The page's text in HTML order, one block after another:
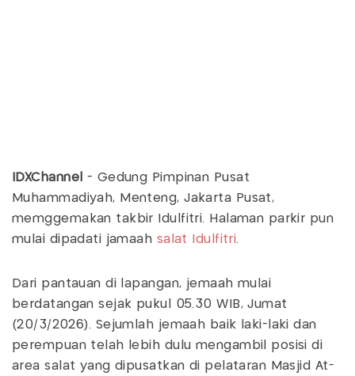
IDXChannel
- Gedung Pimpinan Pusat
Muhammadiyah, Menteng, Jakarta Pusat,
memggemakan takbir Idulfitri. Halaman parkir pun
mulai dipadati jamaah salat Idulfitri.
Dari pantauan di lapangan, jemaah mulai
berdatangan sejak pukul 05.30 WIB, Jumat
(20/3/2026). Sejumlah jemaah baik laki-laki dan
perempuan telah lebih dulu mengambil posisi di
area salat yang dipusatkan di pelataran Masjid At-